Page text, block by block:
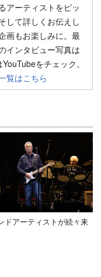
アーティストをピッ
して詳しくお伝えし
画もお楽しみに。最
インタビュー写真は
をチェック。
覧はこちら
ドアーティストが続々来